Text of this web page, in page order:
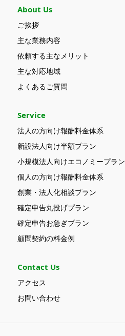
About Us
ご挨拶
主な業務内容
依頼する主なメリット
主な対応地域
よくあるご質問
Service
法人の方向け報酬料金体系
新設法人向け半額プラン
小規模法人向けエコノミープラン
個人の方向け報酬料金体系
創業・法人化相談プラン
確定申告丸投げプラン
確定申告お急ぎプラン
顧問契約の料金例
Contact Us
アクセス
お問い合わせ